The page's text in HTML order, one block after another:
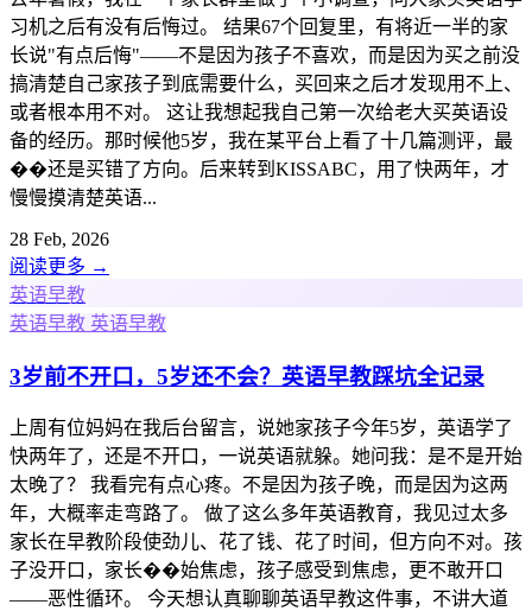
习机之后有没有后悔过。 结果67个回复里，有将近一半的家
长说"有点后悔"——不是因为孩子不喜欢，而是因为买之前没
搞清楚自己家孩子到底需要什么，买回来之后才发现用不上、
或者根本用不对。 这让我想起我自己第一次给老大买英语设
备的经历。那时候他5岁，我在某平台上看了十几篇测评，最
��还是买错了方向。后来转到KISSABC，用了快两年，才
慢慢摸清楚英语...
28 Feb, 2026
阅读更多 →
英语早教
英语早教 英语早教
3岁前不开口，5岁还不会？英语早教踩坑全记录
上周有位妈妈在我后台留言，说她家孩子今年5岁，英语学了
快两年了，还是不开口，一说英语就躲。她问我：是不是开始
太晚了？ 我看完有点心疼。不是因为孩子晚，而是因为这两
年，大概率走弯路了。 做了这么多年英语教育，我见过太多
家长在早教阶段使劲儿、花了钱、花了时间，但方向不对。孩
子没开口，家长��始焦虑，孩子感受到焦虑，更不敢开口
——恶性循环。 今天想认真聊聊英语早教这件事，不讲大道